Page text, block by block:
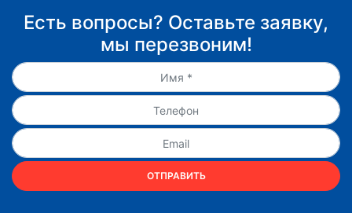
Есть вопросы? Оставьте заявку,
мы перезвоним!
ОТПРАВИТЬ